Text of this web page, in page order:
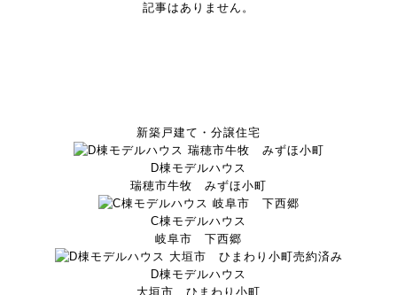
記事はありません。
新築戸建て・分譲住宅
D棟モデルハウス
瑞穂市牛牧 みずほ小町
C棟モデルハウス
岐阜市 下西郷
売約済み
D棟モデルハウス
大垣市 ひまわり小町